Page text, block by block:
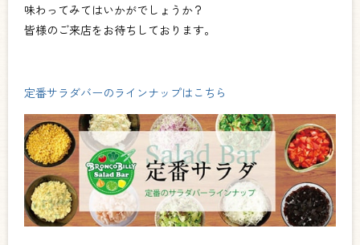
味わってみてはいかがでしょうか？
皆様のご来店をお待ちしております。
定番サラダバーのラインナップはこちら